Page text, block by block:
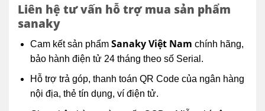
Liên hệ tư vấn hỗ trợ mua sản phẩm
sanaky
Cam kết sản phẩm Sanaky Việt Nam chính hãng,
bảo hành điện tử 24 tháng theo số Serial.
Hỗ trợ trả góp, thanh toán QR Code của ngân hàng
nội địa, thẻ tín dụng, ví điện tử.